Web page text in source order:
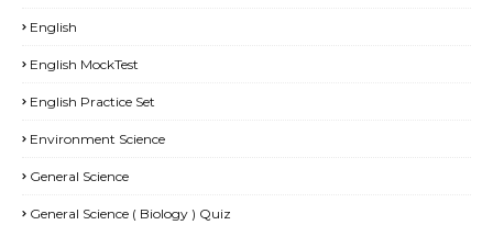
English
English MockTest
English Practice Set
Environment Science
General Science
General Science ( Biology ) Quiz